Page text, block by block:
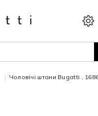
Чоловічі штани Bugatti ,